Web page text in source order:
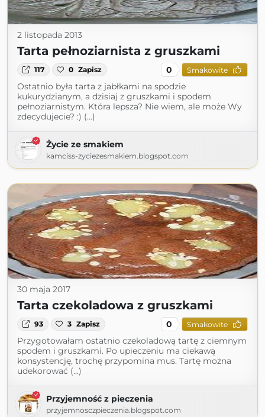
2 listopada 2013
Tarta pełnoziarnista z gruszkami
117 0 Zapisz 0 Smakowite
Ostatnio była tarta z jabłkami na spodzie
kukurydzianym, a dzisiaj z gruszkami i spodem
pełnoziarnistym. Która lepsza? Nie wiem, ale może Wy
zdecydujecie? :) (...)
Życie ze smakiem
kamciss-zyciezesmakiem.blogspot.com
30 maja 2017
Tarta czekoladowa z gruszkami
93 3 Zapisz 0 Smakowite
Przygotowałam ostatnio czekoladową tartę z ciemnym
spodem i gruszkami. Po upieczeniu ma ciekawą
konsystencję, trochę przypomina mus. Tartę można
udekorować (...)
Przyjemność z pieczenia
przyjemnosczpieczenia.blogspot.com